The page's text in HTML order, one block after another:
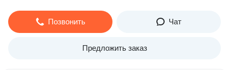
Позвонить Чат
Предложить заказ